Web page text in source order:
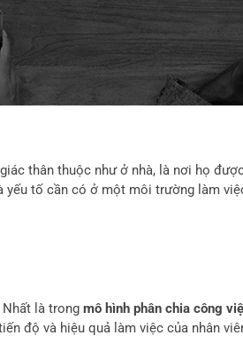
thân thuộc như ở nhà, là nơi họ
yếu tố cần có ở một môi trường làm
là trong mô hình phân chia công
độ và hiệu quả làm việc của nhân